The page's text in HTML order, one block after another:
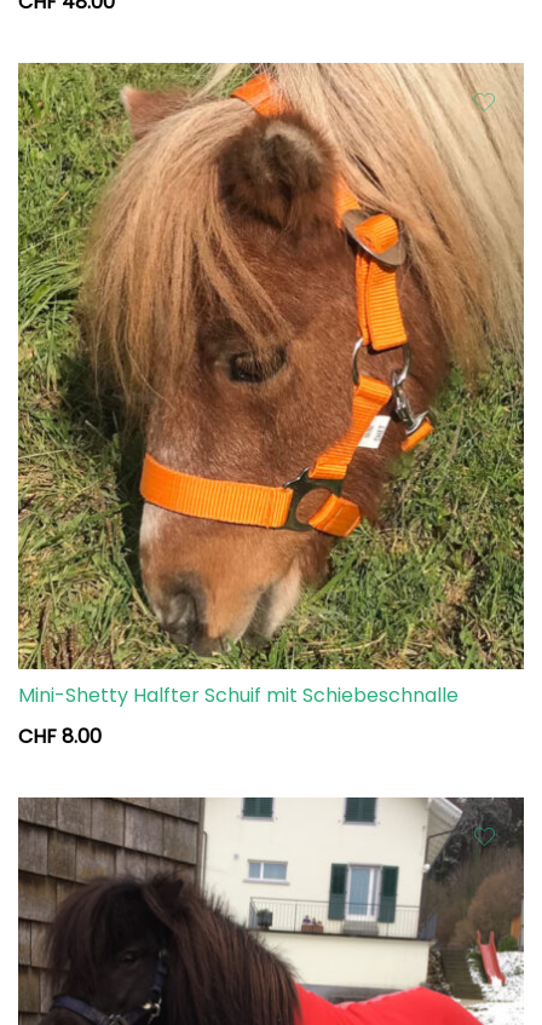
Mini-Shetty Halfter Schuif mit Schiebeschnalle
CHF8.00